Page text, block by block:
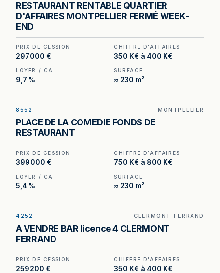
couverts en salle et environ 60 places en
terrasse dans le quartier d'affaires.
RESTAURANT RENTABLE QUARTIER
D'AFFAIRES MONTPELLIER FERMÉ WEEK-
END
PRIX DE CESSION
297 000 €
CHIFFRE D'AFFAIRES
350 K€ à 400 K€
LOYER / CA
9,7 %
SURFACE
≈ 230 m²
deux pas de la Place de la Comédie.
8552 MONTPELLIER
PLACE DE LA COMEDIE FONDS DE
RESTAURANT
PRIX DE CESSION
399 000 €
CHIFFRE D'AFFAIRES
750 K€ à 800 K€
LOYER / CA
5,4 %
SURFACE
≈ 230 m²
Bar Licence IV avec petite restauration à vendre
à Clermont-Ferrand, au prix de 280 800 €.
(Honoraires à la charge de l'acquéreur : 20 800
€).
4252 CLERMONT-FERRAND
A VENDRE BAR licence 4 CLERMONT
FERRAND
PRIX DE CESSION
259 200 €
CHIFFRE D'AFFAIRES
350 K€ à 400 K€